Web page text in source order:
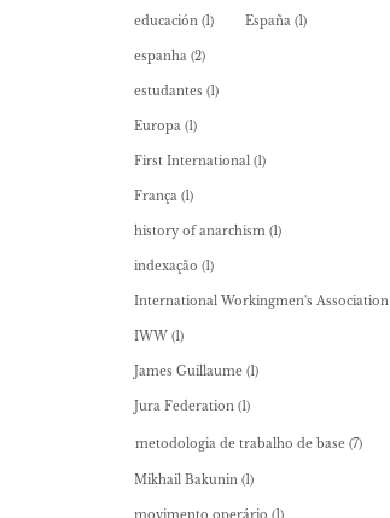
educación (1) España (1)
espanha (2)
estudantes (1)
Europa (1)
First International (1)
França (1)
history of anarchism (1)
indexação (1)
International Workingmen's Association
IWW (1)
James Guillaume (1)
Jura Federation (1)
metodologia de trabalho de base (7)
Mikhail Bakunin (1)
movimento operário (1)